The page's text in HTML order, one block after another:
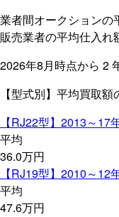
業者間オークションの
販売業者の平均仕入れ
2026年8月時点から 2
【型式別】平均買取額
【RJ22型】 2013～17
平均
36.0万円
【RJ19型】 2010～12
平均
47.6万円